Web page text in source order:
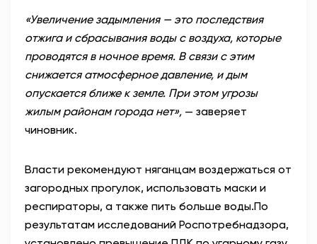
«Увеличение задымления — это последствия
отжига и сбрасывания воды с воздуха, которые
проводятся в ночное время. В связи с этим
снижается атмосферное давление, и дым
опускается ближе к земле. При этом угрозы
жилым районам города нет», — заверяет
чиновник.
Власти рекомендуют няганцам воздержаться от
загородных прогулок, использовать маски и
респираторы, а также пить больше воды.По
результатам исследований Роспотребнадзора,